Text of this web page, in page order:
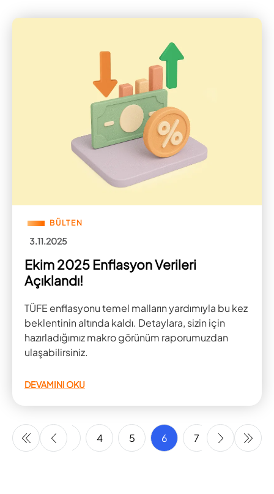
BÜLTEN
3.11.2025
Ekim 2025 Enflasyon Verileri
Açıklandı!
TÜFE enflasyonu temel malların yardımıyla bu kez
beklentinin altında kaldı. Detaylara, sizin için
hazırladığımız makro görünüm raporumuzdan
ulaşabilirsiniz.
DEVAMINI OKU
3 4 5 6 7 9